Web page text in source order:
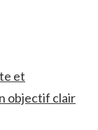
et
objectif clair